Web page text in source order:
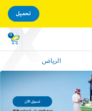
0
الرياض
تحميل